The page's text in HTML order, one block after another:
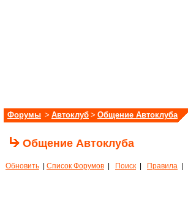
Форумы > Автоклуб > Общение Автоклуба
Общение Автоклуба
Обновить Список Форумов Поиск Правила